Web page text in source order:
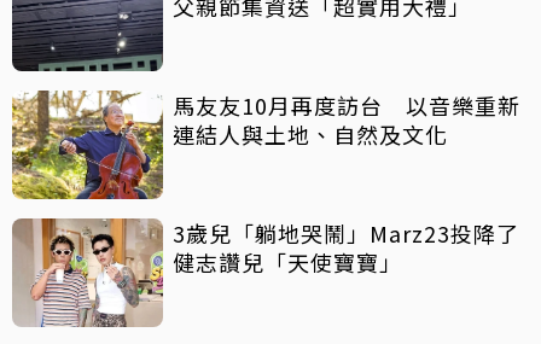
父親節集資送「超實用大禮」
馬友友10月再度訪台 以音樂重新
連結人與土地、自然及文化
3歲兒「躺地哭鬧」Marz23投降了
健志讚兒「天使寶寶」